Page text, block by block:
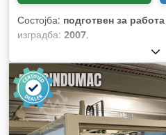
Состојба: подготвен за
изградба: 2007,